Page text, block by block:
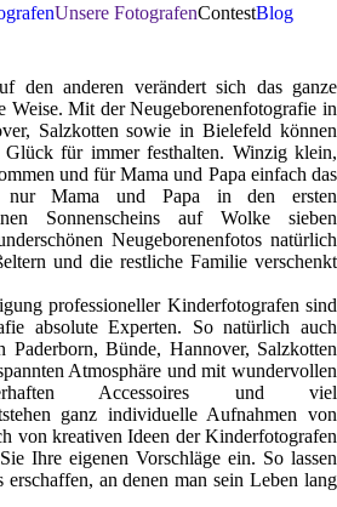
Unsere FotografenContestBlog
den anderen verändert sich das ganze
Weise. Mit der Neugeborenenfotografie in
Salzkotten sowie in Bielefeld können
für immer festhalten. Winzig klein,
und für Mama und Papa einfach das
Mama und Papa in den ersten
Sonnenscheins auf Wolke sieben
Neugeborenenfotos natürlich
und die restliche Familie verschenkt
professioneller Kinderfotografen sind
absolute Experten. So natürlich auch
Paderborn, Bünde, Hannover, Salzkotten
Atmosphäre und mit wundervollen
Accessoires und viel
ganz individuelle Aufnahmen von
von kreativen Ideen der Kinderfotografen
Ihre eigenen Vorschläge ein. So lassen
an denen man sein Leben lang